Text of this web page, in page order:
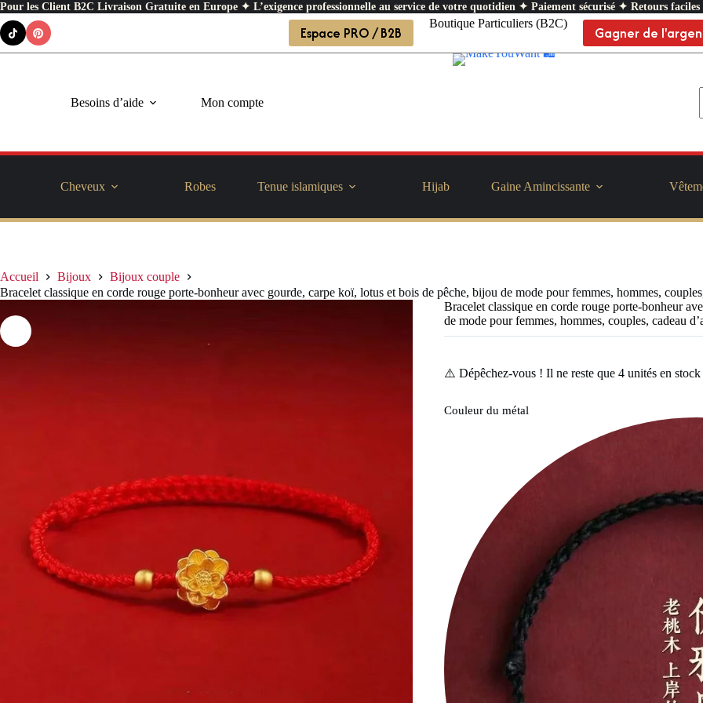
Pour les Client B2C Livraison Gratuite en Europe ✦ L’exigence professionnelle au service de votre quotidien ✦ Paiement sécurisé ✦ Retours faciles
Passer
au
contenu
Espace PRO / B2B Boutique Particuliers (B2C) Gagner de
Besoins d’aide Mon compte
Cheveux Robes Tenue islamiques Hijab Gaine Amincissante
Accueil Bijoux
Bijoux couple
Bracelet classique en corde rouge porte-bonheur avec gourde, carpe koï, lotus et bois de pêche, bijou de mode pour femmes, hommes,
Bracelet classique en corde rouge porte-bonheur
de mode pour femmes, hommes, couples, cadeau
⚠️ Dépêchez-vous ! Il ne reste que4 unités en
Couleur du métal